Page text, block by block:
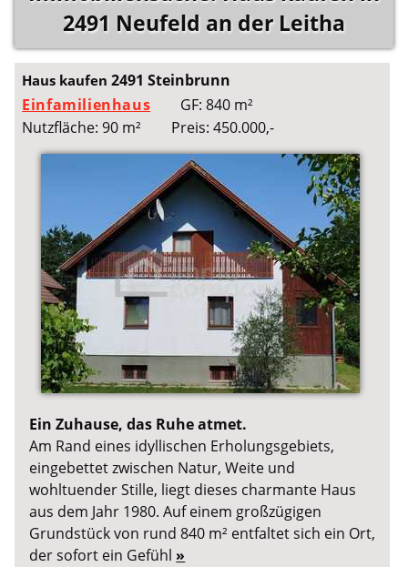
2491 Neufeld an der Leitha
Haus kaufen2491 Steinbrunn
Einfamilienhaus
GF: 840 m²
Nutzfläche: 90 m²
Preis: 450.000,-
Ein Zuhause, das Ruhe atmet.
Am Rand eines idyllischen Erholungsgebiets,
eingebettet zwischen Natur, Weite und
wohltuender Stille, liegt dieses charmante Haus
aus dem Jahr 1980. Auf einem großzügigen
Grundstück von rund 840 m² entfaltet sich ein Ort,
der sofort ein Gefühl »